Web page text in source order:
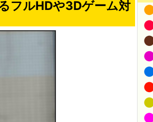
フルHDや3Dゲーム対